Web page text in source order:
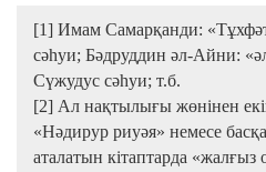
[1] Имам Самарқанди:
сәһуи; Бәдруддин әл-Айни:
Сүжудус сәһуи; т.б.
[2] Ал нақтылығы жөнінен
«Нәдирур риуәя» немесе
аталатын кітаптарда «жалғыз